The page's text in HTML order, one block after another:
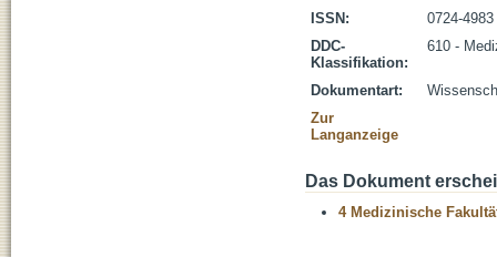
ISSN:
0724-4983
DDC-
Klassifikation:
610 -
Dokumentart:
Zur
Langanzeige
Das Dokument
4 Medizinische